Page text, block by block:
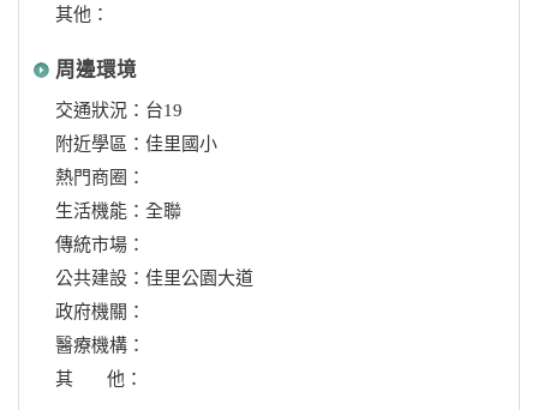
其他：
周邊環境
交通狀況：台19
附近學區：佳里國小
熱門商圈：
生活機能：全聯
傳統市場：
公共建設：佳里公園大道
政府機關：
醫療機構：
其 他：